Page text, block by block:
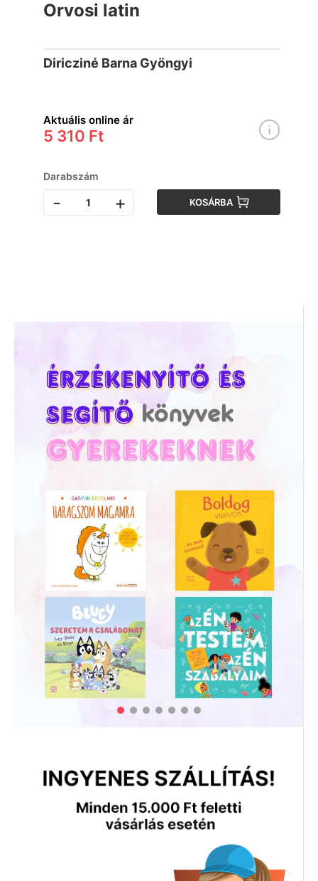
Orvosi latin
Diricziné Barna Gyöngyi
Aktuális online ár
5 310 Ft
Darabszám
- + KOSÁRBA